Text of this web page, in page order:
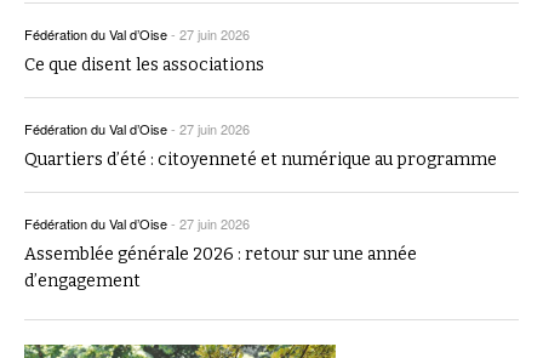
Fédération du Val d’Oise- 27 juin 2026
Ce que disent les associations
Fédération du Val d’Oise- 27 juin 2026
Quartiers d’été : citoyenneté et numérique au programme
Fédération du Val d’Oise- 27 juin 2026
Assemblée générale 2026 : retour sur une année
d’engagement